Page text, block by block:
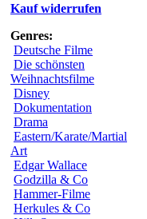
Kauf widerrufen
Genres:
Deutsche Filme
Die schönsten
Weihnachtsfilme
Disney
Dokumentation
Drama
Eastern/Karate/Martial
Art
Edgar Wallace
Godzilla & Co
Hammer-Filme
Herkules & Co